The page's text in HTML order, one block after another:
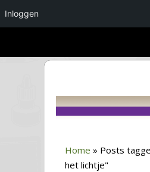
Home » Posts
het lichtje"
Inloggen